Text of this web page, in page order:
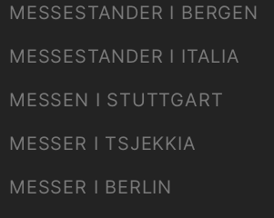
MESSESTANDER I BERGEN
MESSESTANDER I ITALIA
MESSEN I STUTTGART
MESSER I TSJEKKIA
MESSER I BERLIN